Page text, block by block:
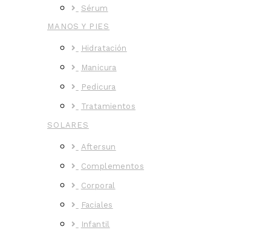
Sérum
MANOS Y PIES
Hidratación
Manicura
Pedicura
Tratamientos
SOLARES
Aftersun
Complementos
Corporal
Faciales
Infantil